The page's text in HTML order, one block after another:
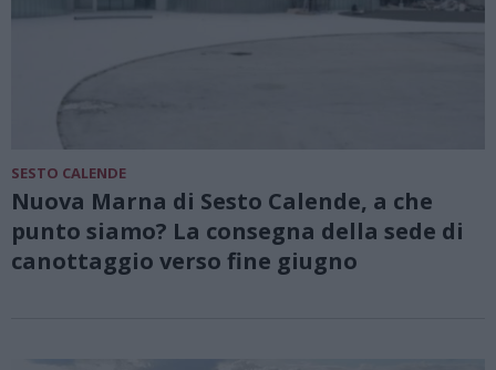
SESTO CALENDE
Nuova Marna di Sesto Calende, a che
punto siamo? La consegna della sede di
canottaggio verso fine giugno